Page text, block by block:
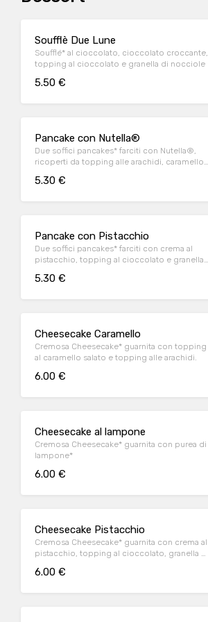
Soufflè Due Lune
Soufflé* al cioccolato, cioccolato croccante,
topping al cioccolato e granella di nocciole
5.50 €
Pancake con Nutella®
Due soffici pancakes* farciti con Nutella®,
ricoperti da topping alle arachidi, caramello
5.30 €
Pancake con Pistacchio
Due soffici pancakes* farciti con crema al
pistacchio, topping al cioccolato e granella
5.30 €
Cheesecake Caramello
Cremosa Cheesecake* guarnita con topping
al caramello salato e topping alle arachidi.
6.00 €
Cheesecake al lampone
Cremosa Cheesecake* guarnita con purea di
lampone*
6.00 €
Cheesecake Pistacchio
Cremosa Cheesecake* guarnita con crema al
pistacchio, topping al cioccolato, granella di
6.00 €